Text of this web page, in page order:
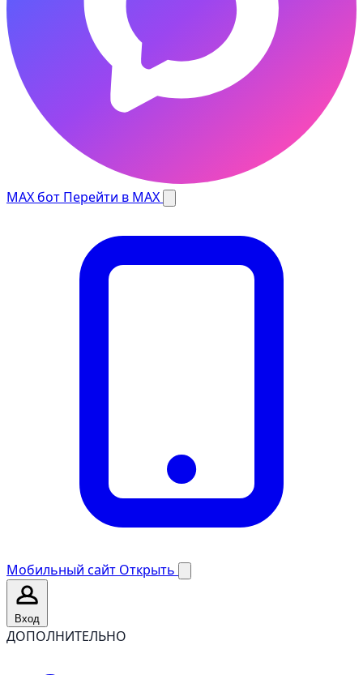
MAX бот Перейти в MAX
Мобильный сайт Открыть
Вход
ДОПОЛНИТЕЛЬНО